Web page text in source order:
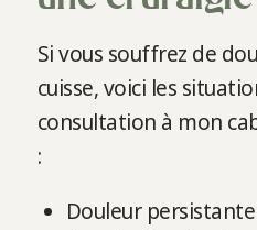
Si vous souffrez de
cuisse, voici les
consultation à mon
:
Douleur persistante